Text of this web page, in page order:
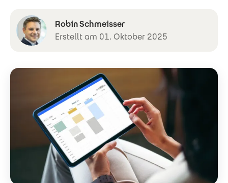
Robin Schmeisser
Erstellt am 01. Oktober 2025